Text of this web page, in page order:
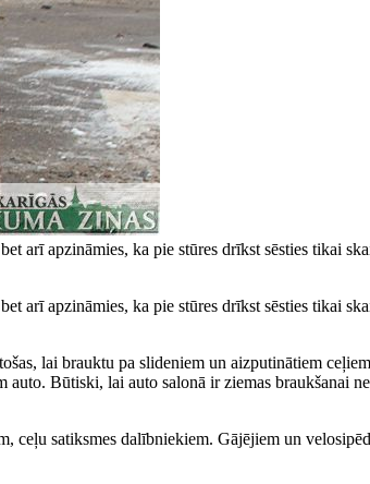
apzināmies, ka pie stūres drīkst sēsties tikai
apzināmies, ka pie stūres drīkst sēsties tikai
lai brauktu pa slideniem un aizputinātiem
Būtiski, lai auto salonā ir ziemas braukšanai
satiksmes dalībniekiem. Gājējiem un